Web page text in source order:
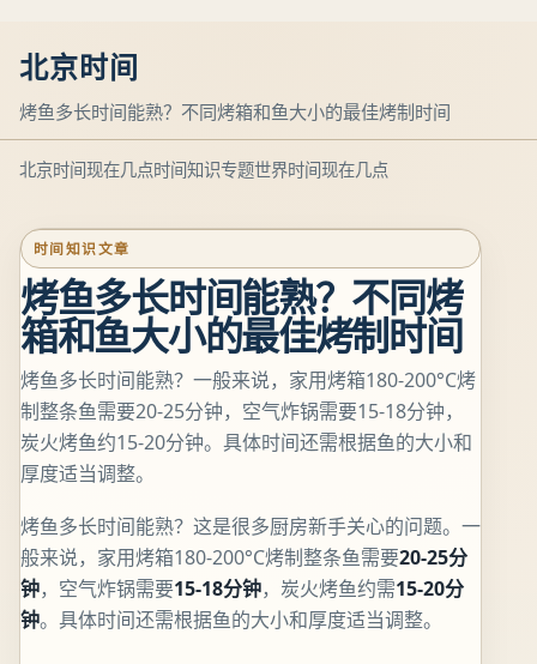
北京时间
烤鱼多长时间能熟？不同烤箱和鱼大小的最佳烤制时间
北京时间现在几点时间知识专题世界时间现在几点
时间知识文章
烤鱼多长时间能熟？不同烤
箱和鱼大小的最佳烤制时间
烤鱼多长时间能熟？一般来说，家用烤箱180-200°C烤
制整条鱼需要20-25分钟，空气炸锅需要15-18分钟，
炭火烤鱼约15-20分钟。具体时间还需根据鱼的大小和
厚度适当调整。
烤鱼多长时间能熟？这是很多厨房新手关心的问题。一
般来说，家用烤箱180-200°C烤制整条鱼需要20-25分
钟，空气炸锅需要15-18分钟，炭火烤鱼约需15-20分
钟。具体时间还需根据鱼的大小和厚度适当调整。